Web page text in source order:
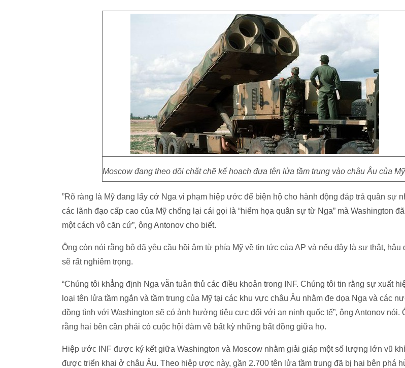
Moscow đang theo dõi chặt chẽ kế hoạch đưa tên lửa tầm trung vào châu Âu của
”Rõ ràng là Mỹ đang lấy cớ Nga vi phạm hiệp ước để biện hộ cho hành động đáp trả quân sự
các lãnh đạo cấp cao của Mỹ chống lại cái gọi là “hiểm họa quân sự từ Nga” mà Washington
một cách vô căn cứ”, ông Antonov cho biết.
Ông còn nói rằng bộ đã yêu cầu hồi âm từ phía Mỹ về tin tức của AP và nếu đây là sự thật, hậu
sẽ rất nghiêm trọng.
“Chúng tôi khẳng định Nga vẫn tuân thủ các điều khoản trong INF. Chúng tôi tin rằng sự xuất
loại tên lửa tầm ngắn và tầm trung của Mỹ tại các khu vực châu Âu nhằm đe dọa Nga và các
đồng tình với Washington sẽ có ảnh hưởng tiêu cực đối với an ninh quốc tế”, ông Antonov nói.
rằng hai bên cần phải có cuộc hội đàm về bất kỳ những bất đồng giữa họ.
Hiệp ước INF được ký kết giữa Washington và Moscow nhằm giải giáp một số lượng lớn vũ
được triển khai ở châu Âu. Theo hiệp ược này, gần 2.700 tên lửa tầm trung đã bị hai bên phá